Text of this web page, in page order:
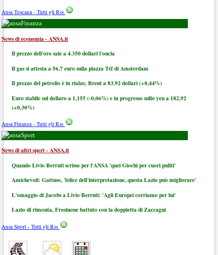
Ansa Toscana - Tutti gli Rss
Finanza
News di economia - ANSA.it
Il prezzo dell'oro sale a 4.350 dollari l'oncia
Il gas si attesta a 56,7 euro sulla piazza Ttf di Amsterdam
Il prezzo del petrolio è in rialzo, Brent a 83,92 dollari (+0,44%)
Euro stabile sul dollaro a 1,155 (-0,06%) e in progresso sullo yen a 182,92
(+0,30%)
Ansa Finanza - Tutti gli Rss
Sport
News di altri sport - ANSA.it
Quando Livio Berruti scrisse per l'ANSA 'quei Giochi per cuori puliti'
Amichevoli: Gattuso, 'felice dell'interpretazione, questa Lazio può migliorare'
L'omaggio di Jacobs a Livio Berruti: 'Agli Europei corriamo per lui'
Lazio di rimonta, Frosinone battuto con la doppietta di Zaccagni
Ansa Sport - Tutti gli Rss